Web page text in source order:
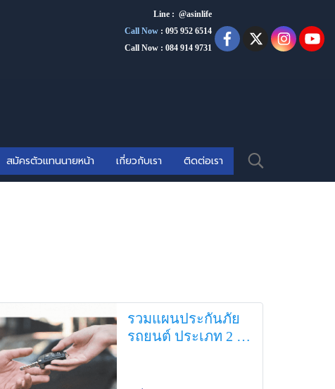
Line : @asinlife
Call Now : 095 952 6514
Call Now : 084 914 9731
สมัครตัวแทนนายหน้า เกี่ยวกับเรา ติดต่อเรา
รวมแผนประกันภัย
รถยนต์ ประเภท 2 +